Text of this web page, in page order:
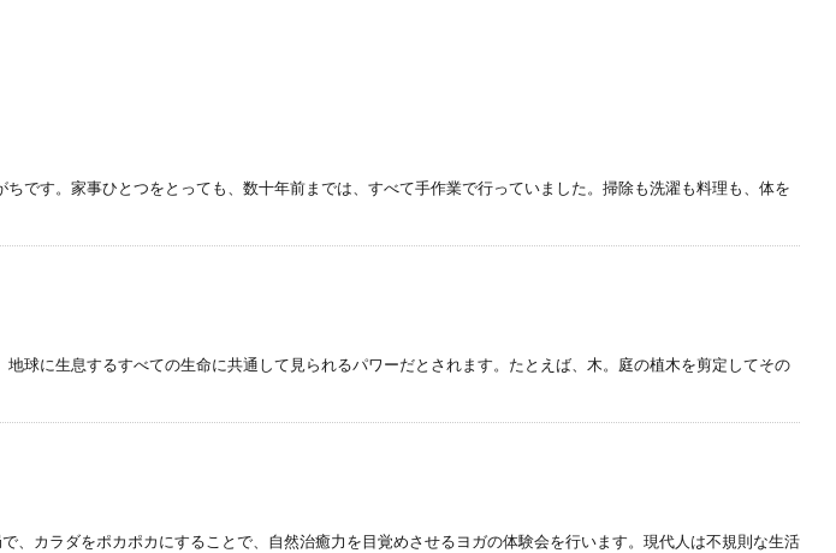
です。家事ひとつをとっても、数十年前までは、すべて手作業で行っていました。掃除も洗濯も料理も、体を
球に生息するすべての生命に共通して見られるパワーだとされます。たとえば、木。庭の植木を剪定してその
、カラダをポカポカにすることで、自然治癒力を目覚めさせるヨガの体験会を行います。現代人は不規則な生活